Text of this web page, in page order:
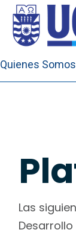
Quienes Somos
Las